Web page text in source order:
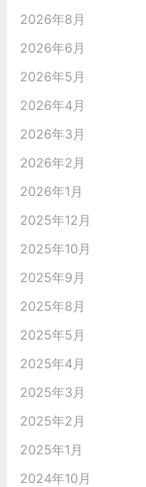
2026年8月
2026年6月
2026年5月
2026年4月
2026年3月
2026年2月
2026年1月
2025年12月
2025年10月
2025年9月
2025年8月
2025年5月
2025年4月
2025年3月
2025年2月
2025年1月
2024年10月